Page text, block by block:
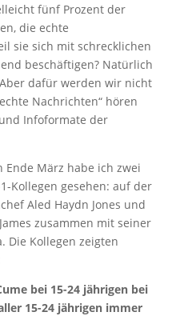
fünf Prozent der
die echte
sie sich mit schrecklichen
beschäftigen? Natürlich
dafür werden wir nicht
Nachrichten“ hören
Infoformate der
Ende März habe ich zwei
Kollegen gesehen: auf der
Aled Haydn Jones und
zusammen mit seiner
Die Kollegen zeigten
bei 15-24 jährigen bei
15-24 jährigen immer